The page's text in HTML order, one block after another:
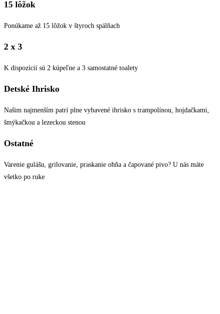
15 lôžok
Ponúkame až 15 lôžok v štyroch spálňach
2 x 3
K dispozícií sú 2 kúpeľne a 3 samostatné toalety
Detské Ihrisko
Našim najmenším patrí plne vybavené ihrisko s trampolínou, hojdačkami,
šmýkačkou a lezeckou stenou
Ostatné
Varenie gulášu, grilovanie, praskanie ohňa a čapované pivo? U nás máte
všetko po ruke